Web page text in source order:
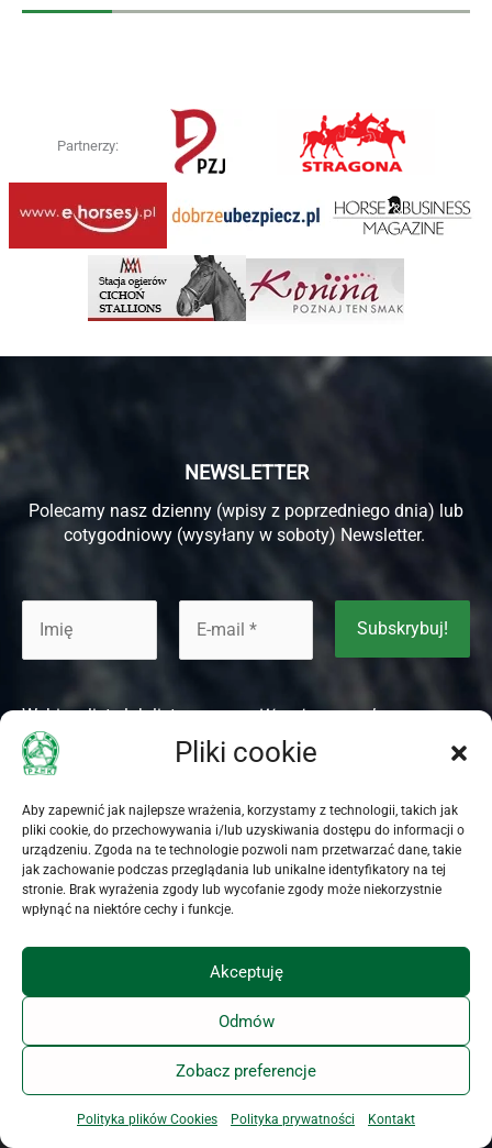
Pliki cookie
Aby zapewnić jak najlepsze wrażenia, korzystamy z technologii, takich jak
pliki cookie, do przechowywania i/lub uzyskiwania dostępu do informacji o
urządzeniu. Zgoda na te technologie pozwoli nam przetwarzać dane, takie
jak zachowanie podczas przeglądania lub unikalne identyfikatory na tej
stronie. Brak wyrażenia zgody lub wycofanie zgody może niekorzystnie
wpłynąć na niektóre cechy i funkcje.
Akceptuję
Odmów
Zobacz preferencje
Polityka plików Cookies Polityka prywatności Kontakt
Partnerzy:
NEWSLETTER
Polecamy nasz dzienny (wpisy z poprzedniego dnia) lub
cotygodniowy (wysyłany w soboty) Newsletter.
Wybierz listę lub listy:
Newsletter tygodniowy
Newsletter dzienny
Wyrażam zgodę na
przetwarzanie moich
danych osobowych
Hodowców Koni(dalej
PZHK) z siedzibą w
Warszawie (00-673) przy
ul. Koszykowej 60/62
Newslettera PZHK.
poinformował mnie o
danych i przysługujących
szczególności o prawie